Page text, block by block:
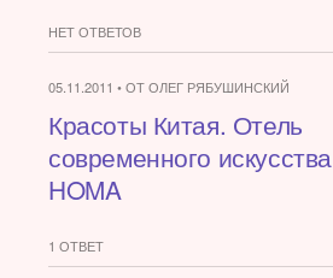
НЕТ ОТВЕТОВ
05.11.2011 • ОТ ОЛЕГ РЯБУШИНСКИЙ
Красоты Китая. Отель
современного искусства
HOMA
1 ОТВЕТ